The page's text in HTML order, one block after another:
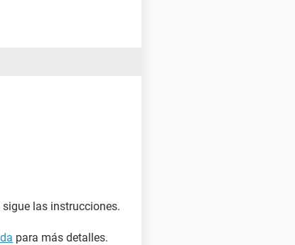
sigue las instrucciones.
para más detalles.